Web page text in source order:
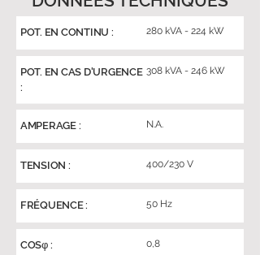
POT. EN CONTINU : 280 kVA - 224 kW
POT. EN CAS D'URGENCE
:
308 kVA - 246 kW
AMPERAGE : N.A.
TENSION : 400/230 V
FRÉQUENCE : 50 Hz
COSφ : 0,8